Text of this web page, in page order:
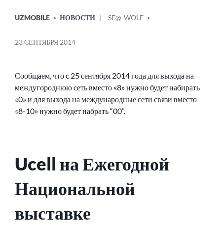
В
UZMOBILE НОВОСТИ
ОТ
SE@-WOLF
23 СЕНТЯБРЯ 2014
Сообщаем, что c 25 сентября 2014 года для выхода на
междугороднюю сеть вместо «8» нужно будет набирать
«0» и для выхода на международные сети связи вместо
«8-10» нужно будет набрать “00”.
Ucell на Ежегодной
Национальной
выставке